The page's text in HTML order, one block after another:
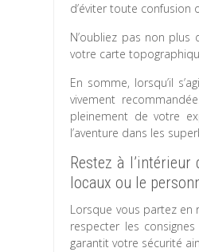
d’éviter toute confusion
N’oubliez pas non
votre carte
En somme, lorsqu’il
vivement
pleinement de votre
l’aventure dans les
Restez à
locaux ou le
Lorsque vous partez en
respecter les
garantit votre sécurité